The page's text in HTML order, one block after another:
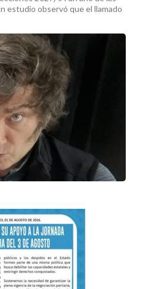
estudio observó que el llamado